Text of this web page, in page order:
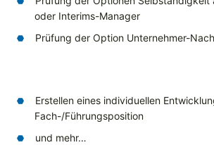
oder Interims-Manager
Prüfung der Option Unternehmer-
Erstellen eines individuellen
Fach-/Führungsposition
und mehr…